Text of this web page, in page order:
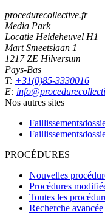
procedurecollective.fr
Media Park
Locatie Heideheuvel H1
Mart Smeetslaan 1
1217 ZE Hilversum
Pays-Bas
T: +31(0)85-3330016
E:
Nos autres sites
PROCÉDURES
Nouvelles
Procédures
Toutes les
Recherche avancée